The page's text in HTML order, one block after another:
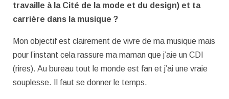
travaille à la Cité de la mode et du design) et ta
carrière dans la musique ?
Mon objectif est clairement de vivre de ma musique mais
pour l’instant cela rassure ma maman que j’aie un CDI
(rires). Au bureau tout le monde est fan et j’ai une vraie
souplesse. Il faut se donner le temps.